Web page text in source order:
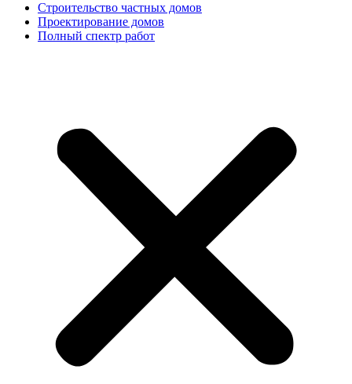
Строительство частных домов
Проектирование домов
Полный спектр работ